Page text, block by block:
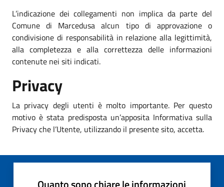
L’indicazione dei collegamenti non implica da parte del
Comune di Marcedusa alcun tipo di approvazione o
condivisione di responsabilità in relazione alla legittimità,
alla completezza e alla correttezza delle informazioni
contenute nei siti indicati.
Privacy
La privacy degli utenti è molto importante. Per questo
motivo è stata predisposta un’apposita Informativa sulla
Privacy che l’Utente, utilizzando il presente sito, accetta.